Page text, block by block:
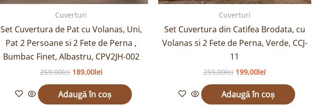
Cuverturi
Set Cuvertura de Pat cu Volanas, Uni,
Pat 2 Persoane si 2 Fete de Perna ,
Bumbac Finet, Albastru, CPV2JH-002
259,00lei 189,00lei
Adaugă în coș
Cuverturi
Set Cuvertura din Catifea Brodata, cu
Volanas si 2 Fete de Perna, Verde, CCJ-
11
259,00lei 199,00lei
Adaugă în coș